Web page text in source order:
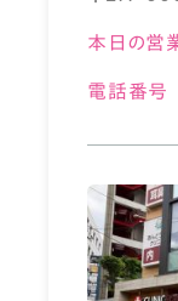
本日の営
電話番号